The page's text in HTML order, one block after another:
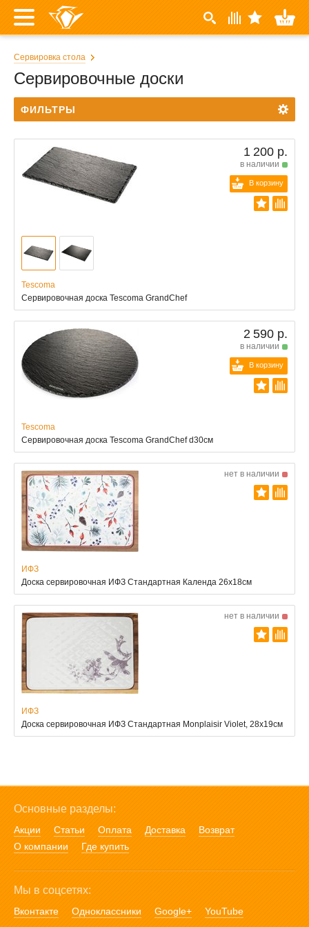
Сервировка стола
Сервировочные доски
ФИЛЬТРЫ
1 200 р.
в наличии
В корзину
Tescoma
Сервировочная доска Tescoma GrandChef
2 590 р.
в наличии
В корзину
Tescoma
Сервировочная доска Tescoma GrandChef d30см
нет в наличии
ИФЗ
Доска сервировочная ИФЗ Стандартная Календа 26x18см
нет в наличии
ИФЗ
Доска сервировочная ИФЗ Стандартная Monplaisir Violet, 28x19см
Основные разделы:
Акции Статьи Оплата Доставка
Возврат
О компании
Где купить
Мы в соцсетях:
Вконтакте Одноклассники Google+ YouTube